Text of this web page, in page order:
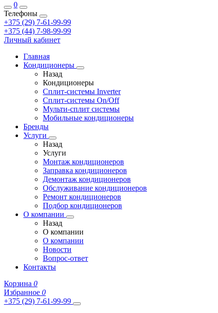
0
Телефоны
+375 (29) 7-61-99-99
+375 (44) 7-98-99-99
Личный кабинет
Главная
Кондиционеры
Назад
Кондиционеры
Сплит-системы Inverter
Сплит-системы On/Off
Мульти-сплит системы
Мобильные кондиционеры
Бренды
Услуги
Назад
Услуги
Монтаж кондиционеров
Заправка кондиционеров
Демонтаж кондиционеров
Обслуживание кондиционеров
Ремонт кондиционеров
Подбор кондиционеров
О компании
Назад
О компании
О компании
Новости
Вопрос-ответ
Контакты
Корзина 0
Избранное 0
+375 (29) 7-61-99-99